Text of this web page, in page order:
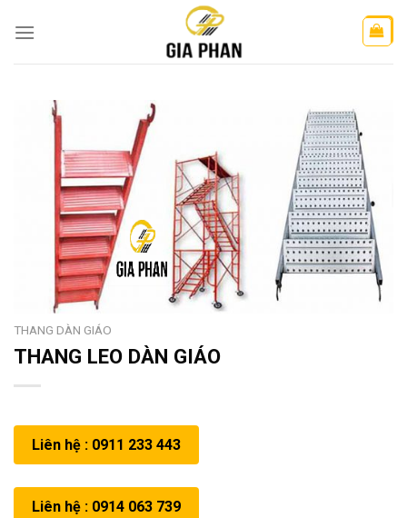
THANG DÀN GIÁO
THANG LEO DÀN GIÁO
Liên hệ : 0911 233 443
Liên hệ : 0914 063 739